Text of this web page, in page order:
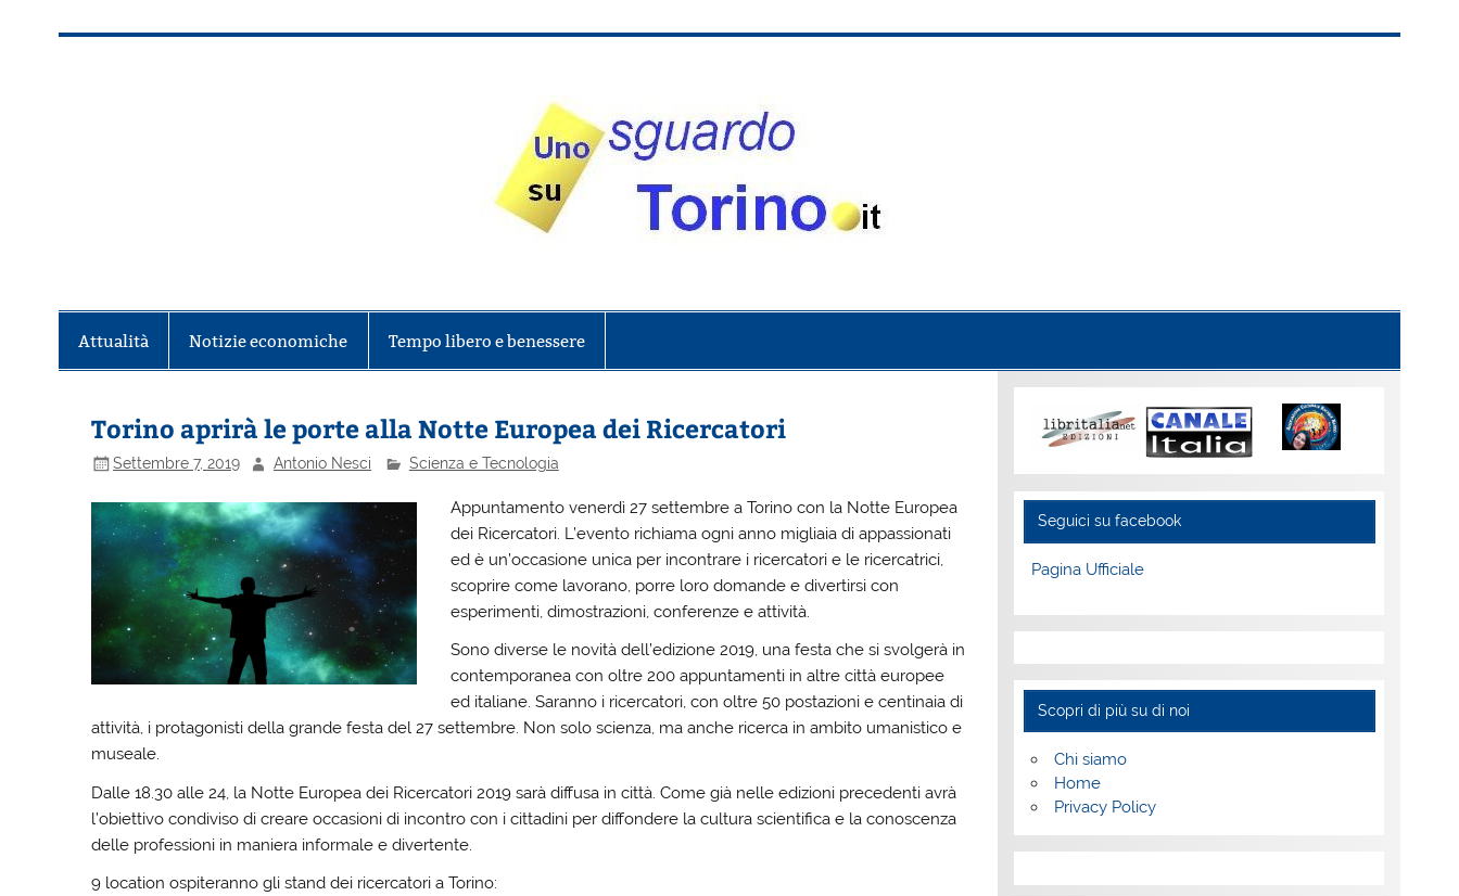
Attualità Notizie economiche Tempo libero e benessere
Torino aprirà le porte alla Notte Europea dei Ricercatori
Settembre 7, 2019 Antonio Nesci Scienza e Tecnologia
Appuntamento venerdì 27 settembre a Torino con la Notte Europea
dei Ricercatori. L’evento richiama ogni anno migliaia di appassionati
ed è un’occasione unica per incontrare i ricercatori e le ricercatrici,
scoprire come lavorano, porre loro domande e divertirsi con
esperimenti, dimostrazioni, conferenze e attività.
Sono diverse le novità dell’edizione 2019, una festa che si svolgerà in
contemporanea con oltre 200 appuntamenti in altre città europee
ed italiane. Saranno i ricercatori, con oltre 50 postazioni e centinaia di
attività, i protagonisti della grande festa del 27 settembre. Non solo scienza, ma anche ricerca in ambito umanistico e
museale.
Dalle 18.30 alle 24, la Notte Europea dei Ricercatori 2019 sarà diffusa in città. Come già nelle edizioni precedenti avrà
l’obiettivo condiviso di creare occasioni di incontro con i cittadini per diffondere la cultura scientifica e la conoscenza
delle professioni in maniera informale e divertente.
9 location ospiteranno gli stand dei ricercatori a Torino:
Seguici su facebook
Pagina Ufficiale
Scopri di più su di noi
Chi siamo
Home
Privacy Policy